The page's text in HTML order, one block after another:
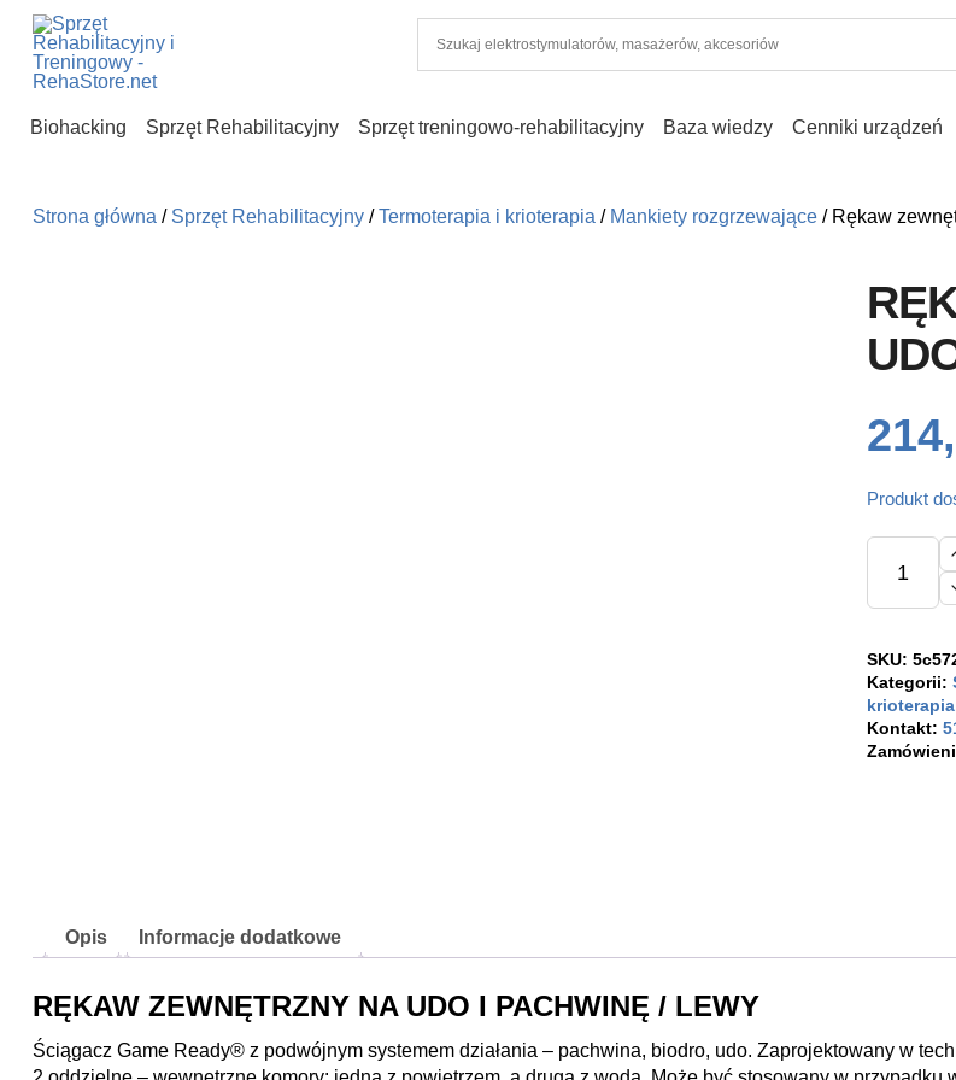
Biohacking Sprzęt Rehabilitacyjny Sprzęt treningowo-rehabilitacyjny Baza wiedzy Cenniki urządzeń
Strona główna / Sprzęt Rehabilitacyjny /Termoterapia i krioterapia / Mankiety rozgrzewające / Rękaw
Produkt
ilość
Rękaw
na
pachwinę
/
lewa
SKU:
Kategorii:
krioterapia
Kontakt:
Opis Informacje dodatkowe
RĘKAW ZEWNĘTRZNY NA UDO I PACHWINĘ / LEWY
Ściągacz Game Ready® z podwójnym systemem działania – pachwina, biodro, udo. Zaprojektowany w